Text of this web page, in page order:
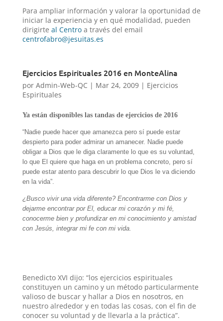
Para ampliar información y valorar la oportunidad de
iniciar la experiencia y en qué modalidad, pueden
dirigirte al Centroa través del email
centrofabro@jesuitas.es
Ejercicios Espirituales 2016 en MonteAlina
por Admin-Web-QC | Mar 24, 2009| Ejercicios
Espirituales
Ya están disponibles las tandas de ejercicios de 2016
“Nadie puede hacer que amanezca pero sí puede estar
despierto para poder admirar un amanecer. Nadie puede
obligar a Dios que le diga claramente lo que es su voluntad,
lo que El quiere que haga en un problema concreto, pero sí
puede estar atento para descubrir lo que Dios le va diciendo
en la vida”.
¿Busco vivir una vida diferente? Encontrarme con Dios y
dejarmeencontrar por El, educar mi corazón y mi fé,
conocerme bien y profundizar en mi conocimiento y amistad
con Jesús, integrar mi fe con mi vida.
Benedicto XVI dijo: “los ejercicios espirituales
constituyen un camino y un método particularmente
valioso de buscar y hallar a Dios en nosotros, en
nuestro alrededor y en todas las cosas, con el fin de
conocer su voluntad y de llevarla a la práctica”.